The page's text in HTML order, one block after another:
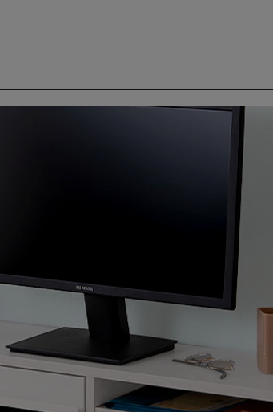
リ明るく映ります。
ラ映えするポジションに。
ブルホルダー。
単。